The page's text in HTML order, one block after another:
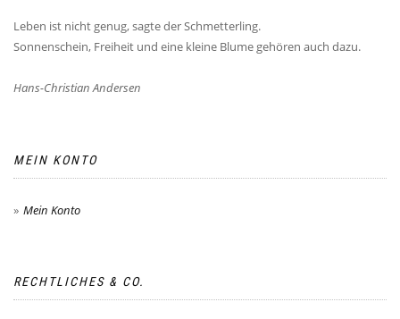
Leben ist nicht genug, sagte der Schmetterling.
Sonnenschein, Freiheit und eine kleine Blume gehören auch dazu.
Hans-Christian Andersen
MEIN KONTO
Mein Konto
RECHTLICHES & CO.